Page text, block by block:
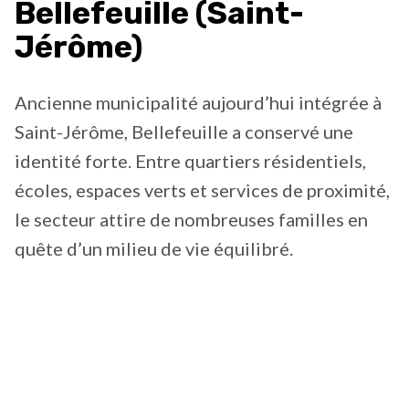
Bellefeuille (Saint-
Jérôme)
Ancienne municipalité aujourd’hui intégrée à
Saint-Jérôme, Bellefeuille a conservé une
identité forte. Entre quartiers résidentiels,
écoles, espaces verts et services de proximité,
le secteur attire de nombreuses familles en
quête d’un milieu de vie équilibré.